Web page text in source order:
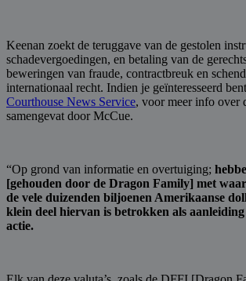
Keenan zoekt de teruggave van de gestolen
schadevergoedingen, en betaling van de
beweringen van fraude, contractbreuk en
internationaal recht. Indien je geïnteresseerd
Courthouse News Service, voor meer info over
samengevat door McCue.
“Op grond van informatie en overtuiging;
[gehouden door de Dragon Family] met
de vele duizenden biljoenen Amerikaanse
klein deel hiervan is betrokken als aanleiding
actie.